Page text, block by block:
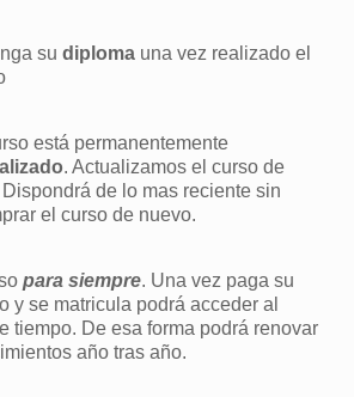
sudiploma una vez realizado el
está permanentemente
. Actualizamos el curso de
de lo mas reciente sin
el curso de nuevo.
para siempre. Una vez paga su
y se matricula podrá acceder al
tiempo. De esa forma podrá renovar
año tras año.